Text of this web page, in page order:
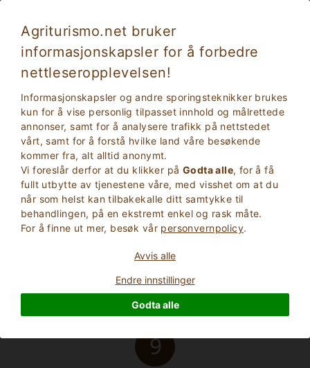
Agriturismo.net bruker
informasjonskapsler for å forbedre
nettleseropplevelsen!
Informasjonskapsler og andre sporingsteknikker brukes
kun for å vise personlig tilpasset innhold og målrettede
annonser, samt for å analysere trafikk på nettstedet
vårt, samt for å forstå hvilke land våre besøkende
kommer fra, alt alltid anonymt.
Vi foreslår derfor at du klikker på Godta alle, for å få
fullt utbytte av tjenestene våre, med visshet om at du
når som helst kan tilbakekalle ditt samtykke til
behandlingen, på en ekstremt enkel og rask måte.
For å finne ut mer, besøk vår personvernpolicy.
Avvis alle
Endre innstillinger
Godta alle
Ceraso 3712
Salerno , Ceraso(Kart) 13Sengeplasser
SPøR EIEREN BOOK
Glimrende
Mer Informasjon
4 AnmeldelserOvernattingssted
9
Glimrende